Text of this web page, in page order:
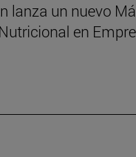
lanza un nuevo
en